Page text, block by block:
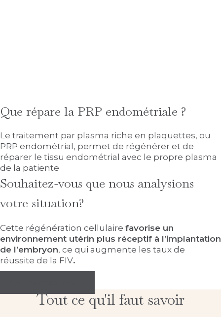
Que répare la PRP endométriale ?
Le traitement par plasma riche en plaquettes, ou
PRP endométrial, permet de régénérer et de
réparer le tissu endométrial avec le propre plasma
de la patiente
Souhaitez-vous que nous analysions
votre situation?
Cette régénération cellulaire favorise un
environnement utérin plus réceptif à l’implantation
de l’embryon, ce qui augmente les taux de
réussite de la FIV.
Tout ce qu'il faut savoir